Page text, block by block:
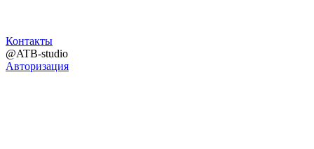
Контакты
@ATB-studio
Авторизация